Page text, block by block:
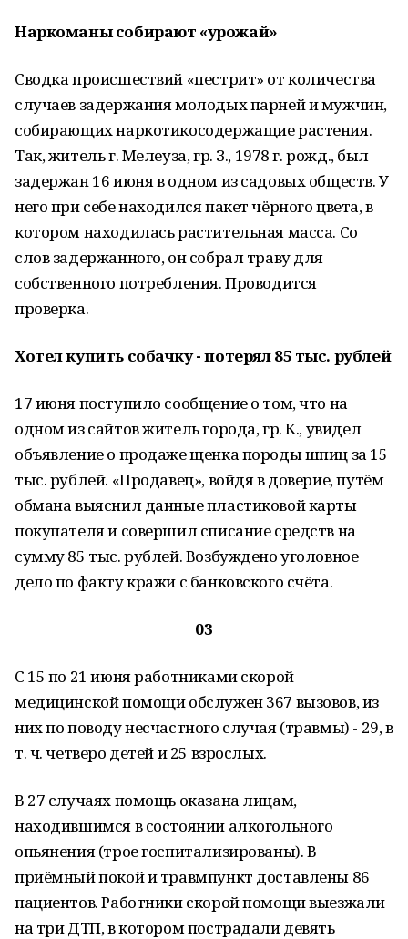
Наркоманы собирают «урожай»
Сводка происшествий «пестрит» от количества
случаев задержания молодых парней и мужчин,
собирающих наркотикосодержащие растения.
Так, житель г. Мелеуза, гр. З., 1978 г. рожд., был
задержан 16 июня в одном из садовых обществ. У
него при себе находился пакет чёрного цвета, в
котором находилась растительная масса. Со
слов задержанного, он собрал траву для
собственного потребления. Проводится
проверка.
Хотел купить собачку - потерял 85 тыс. рублей
17 июня поступило сообщение о том, что на
одном из сайтов житель города, гр. К., увидел
объявление о продаже щенка породы шпиц за 15
тыс. рублей. «Продавец», войдя в доверие, путём
обмана выяснил данные пластиковой карты
покупателя и совершил списание средств на
сумму 85 тыс. рублей. Возбуждено уголовное
дело по факту кражи с банковского счёта.
03
С 15 по 21 июня работниками скорой
медицинской помощи обслужен 367 вызовов, из
них по поводу несчастного случая (травмы) - 29, в
т. ч. четверо детей и 25 взрослых.
В 27 случаях помощь оказана лицам,
находившимся в состоянии алкогольного
опьянения (трое госпитализированы). В
приёмный покой и травмпункт доставлены 86
пациентов. Работники скорой помощи выезжали
на три ДТП, в котором пострадали девять